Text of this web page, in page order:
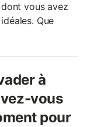
vous avez
Que
à
vous
pour